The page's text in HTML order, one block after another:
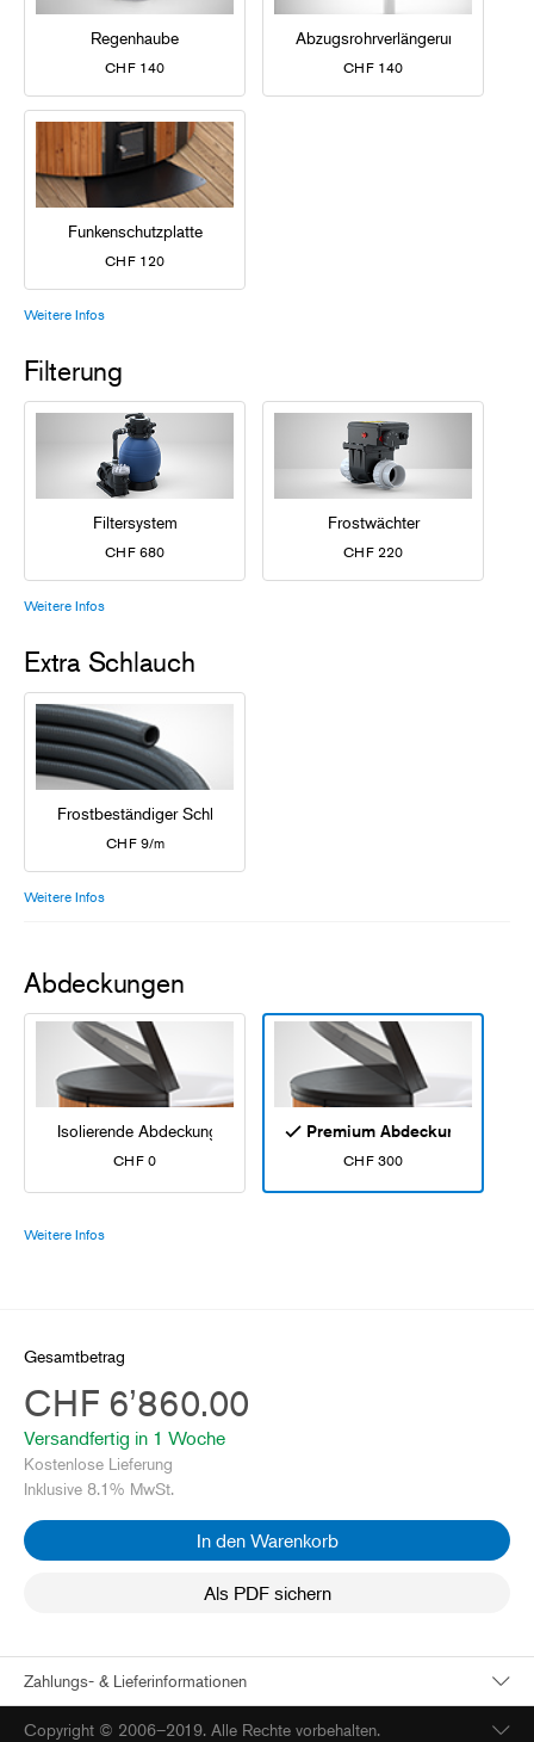
Regenhaube
CHF 140
Abzugsrohrverlängerung
CHF 140
Funkenschutzplatte
CHF 120
Weitere Infos
Filterung
Filtersystem
CHF 680
Frostwächter
CHF 220
Weitere Infos
Extra Schlauch
Frostbeständiger Schlauch
CHF 9/m
Weitere Infos
Abdeckungen
Isolierende Abdeckung
CHF 0
Premium Abdeckung
CHF 300
Weitere Infos
Gesamtbetrag
CHF 6’860.00
Versandfertig in 1 Woche
Kostenlose Lieferung
Inklusive 8.1% MwSt.
In den Warenkorb
Als PDF sichern
Zahlungs- & Lieferinformationen
Copyright © 2006–2019. Alle Rechte vorbehalten.